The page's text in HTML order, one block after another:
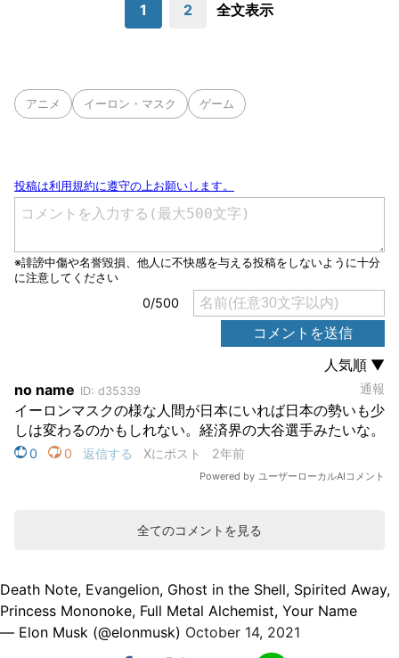
1 2 全文表示
アニメ イーロン・マスク ゲーム
全てのコメントを見る
Death Note, Evangelion, Ghost in the Shell, Spirited Away,
Princess Mononoke, Full Metal Alchemist, Your Name
— Elon Musk (@elonmusk) October 14, 2021